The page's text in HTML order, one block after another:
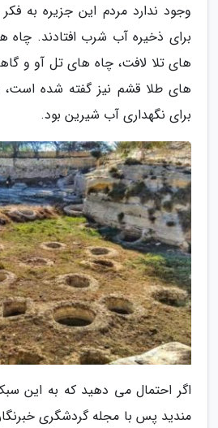
وجود ندارد مردم این جزیره به
برای ذخیره آب شرب افتادند. چاه
های تلا لافت، چاه های تل آو و
های طلا قشم نیز گفته شده است،
برای نگهداری آب شیرین بود.
اگر احتمال می دهید که به این
مندید پس با مجله گردشگری